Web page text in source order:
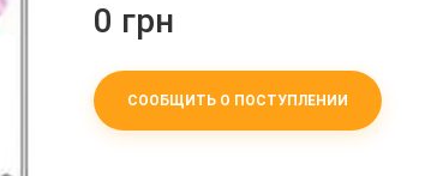
0 грн
СООБЩИТЬ О ПОСТУПЛЕНИИ